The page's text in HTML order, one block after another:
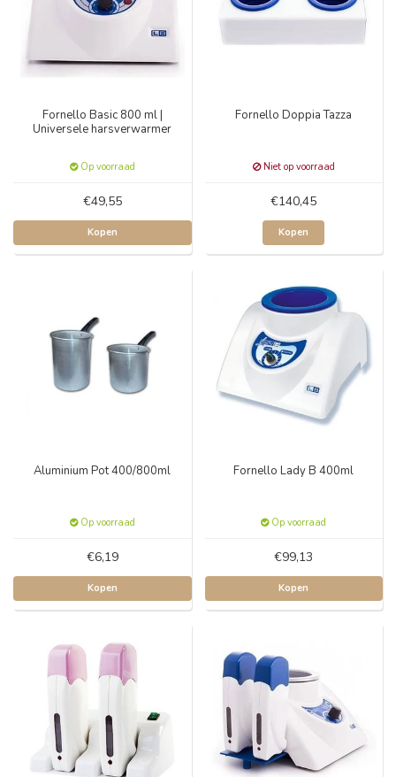
Fornello Basic 800 ml |
Universele harsverwarmer
Op voorraad
€49,55
Kopen
Fornello Doppia Tazza
Niet op voorraad
€140,45
Kopen
Aluminium Pot 400/800ml
Op voorraad
€6,19
Kopen
Fornello Lady B 400ml
Op voorraad
€99,13
Kopen